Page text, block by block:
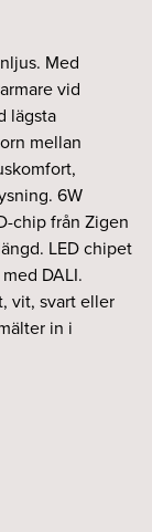
Med
vid
lägsta
mellan
6W
chip från Zigen
LED chipet
DALI.
vit, svart eller
in i